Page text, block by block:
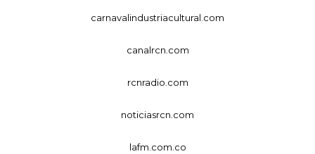
carnavalindustriacultural.com
canalrcn.com
rcnradio.com
noticiasrcn.com
lafm.com.co